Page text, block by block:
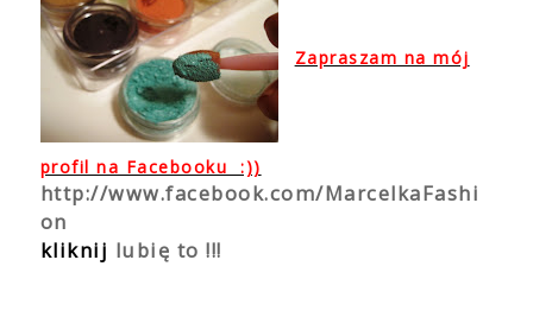
Zapraszam na mój
profil na Facebooku :))
http://www.facebook.com/MarcelkaFashi
on
kliknij lubię to !!!